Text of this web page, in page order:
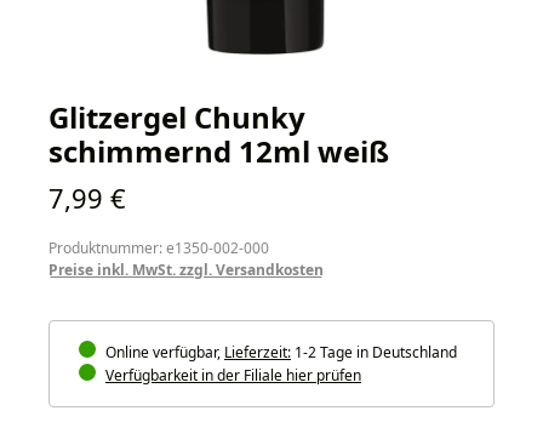
Glitzergel Chunky
schimmernd 12ml weiß
Regulärer Preis:
7,99 €
Produktnummer: e1350-002-000
Preise inkl. MwSt. zzgl. Versandkosten
Online verfügbar, Lieferzeit: 1-2 Tage in Deutschland
Verfügbarkeit in der Filiale hier prüfen